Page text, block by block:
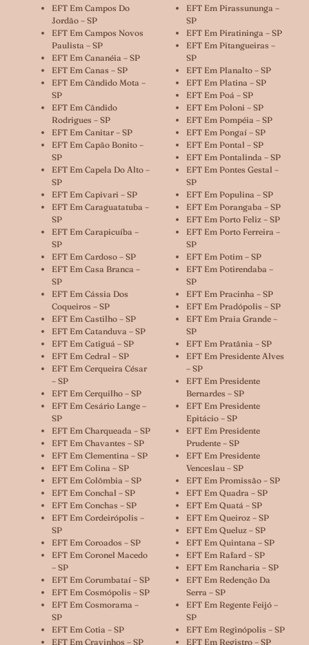
EFT Em Campos Do
Jordão – SP
EFT Em Campos Novos
Paulista – SP
EFT Em Cananéia – SP
EFT Em Canas – SP
EFT Em Cândido Mota –
SP
EFT Em Cândido
Rodrigues – SP
EFT Em Canitar – SP
EFT Em Capão Bonito –
SP
EFT Em Capela Do Alto –
SP
EFT Em Capivari – SP
EFT Em Caraguatatuba –
SP
EFT Em Carapicuíba –
SP
EFT Em Cardoso – SP
EFT Em Casa Branca –
SP
EFT Em Cássia Dos
Coqueiros – SP
EFT Em Castilho – SP
EFT Em Catanduva – SP
EFT Em Catiguá – SP
EFT Em Cedral – SP
EFT Em Cerqueira César
– SP
EFT Em Cerquilho – SP
EFT Em Cesário Lange –
SP
EFT Em Charqueada – SP
EFT Em Chavantes – SP
EFT Em Clementina – SP
EFT Em Colina – SP
EFT Em Colômbia – SP
EFT Em Conchal – SP
EFT Em Conchas – SP
EFT Em Cordeirópolis –
SP
EFT Em Coroados – SP
EFT Em Coronel Macedo
– SP
EFT Em Corumbataí – SP
EFT Em Cosmópolis – SP
EFT Em Cosmorama –
SP
EFT Em Cotia – SP
EFT Em Cravinhos – SP
EFT Em Pirassununga –
SP
EFT Em Piratininga – SP
EFT Em Pitangueiras –
SP
EFT Em Planalto – SP
EFT Em Platina – SP
EFT Em Poá – SP
EFT Em Poloni – SP
EFT Em Pompéia – SP
EFT Em Pongaí – SP
EFT Em Pontal – SP
EFT Em Pontalinda – SP
EFT Em Pontes Gestal –
SP
EFT Em Populina – SP
EFT Em Porangaba – SP
EFT Em Porto Feliz – SP
EFT Em Porto Ferreira –
SP
EFT Em Potim – SP
EFT Em Potirendaba –
SP
EFT Em Pracinha – SP
EFT Em Pradópolis – SP
EFT Em Praia Grande –
SP
EFT Em Pratânia – SP
EFT Em Presidente Alves
– SP
EFT Em Presidente
Bernardes – SP
EFT Em Presidente
Epitácio – SP
EFT Em Presidente
Prudente – SP
EFT Em Presidente
Venceslau – SP
EFT Em Promissão – SP
EFT Em Quadra – SP
EFT Em Quatá – SP
EFT Em Queiroz – SP
EFT Em Queluz – SP
EFT Em Quintana – SP
EFT Em Rafard – SP
EFT Em Rancharia – SP
EFT Em Redenção Da
Serra – SP
EFT Em Regente Feijó –
SP
EFT Em Reginópolis – SP
EFT Em Registro – SP